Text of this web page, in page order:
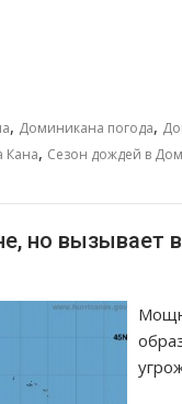
, Доминикана погода,
Кана, Сезон дождей в
но вызывает